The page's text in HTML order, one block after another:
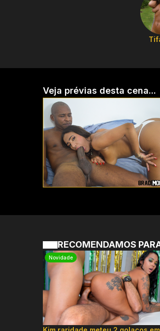
Veja prévias desta cena...
RECOMENDAMOS
Novidade